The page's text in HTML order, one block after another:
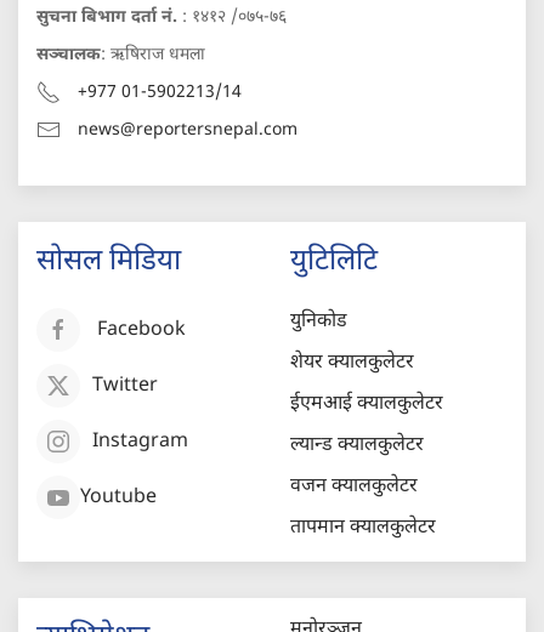
सुचना बिभाग दर्ता नं. : १४१२ /०७५-७६
सञ्चालक: ऋषिराज धमला
+977 01-5902213/14
news@reportersnepal.com
सोसल मिडिया
Facebook
Twitter
Instagram
Youtube
युटिलिटि
युनिकोड
शेयर क्यालकुलेटर
ईएमआई क्यालकुलेटर
ल्यान्ड क्यालकुलेटर
वजन क्यालकुलेटर
तापमान क्यालकुलेटर